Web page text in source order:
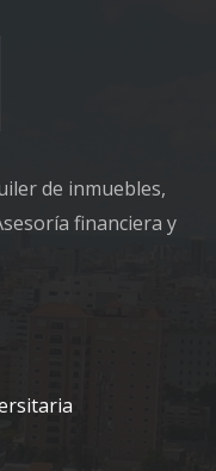
de inmuebles,
financiera y